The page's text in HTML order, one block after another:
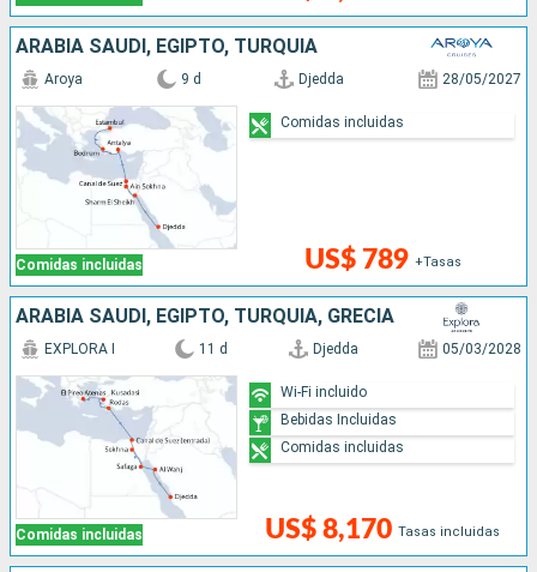
ARABIA SAUDÍ, EGIPTO, TURQUÍA
Comidas incluidas
Aroya 9 d Djedda 28/05/2027
US$ 789 +Tasas
Comidas incluidas
ARABIA SAUDÍ, EGIPTO, TURQUÍA, GRECIA
Comidas incluidas
EXPLORA I 11 d Djedda 05/03/2028
US$ 8,170 Tasas incluidas
Wi-Fi incluido
Bebidas Incluidas
Comidas incluidas